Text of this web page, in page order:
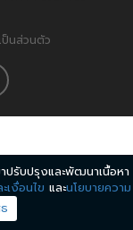
ป็นส่วนตัว
ปรับปรุงและพัฒนาเนื้อหา
เงื่อนไข และนโยบายความ